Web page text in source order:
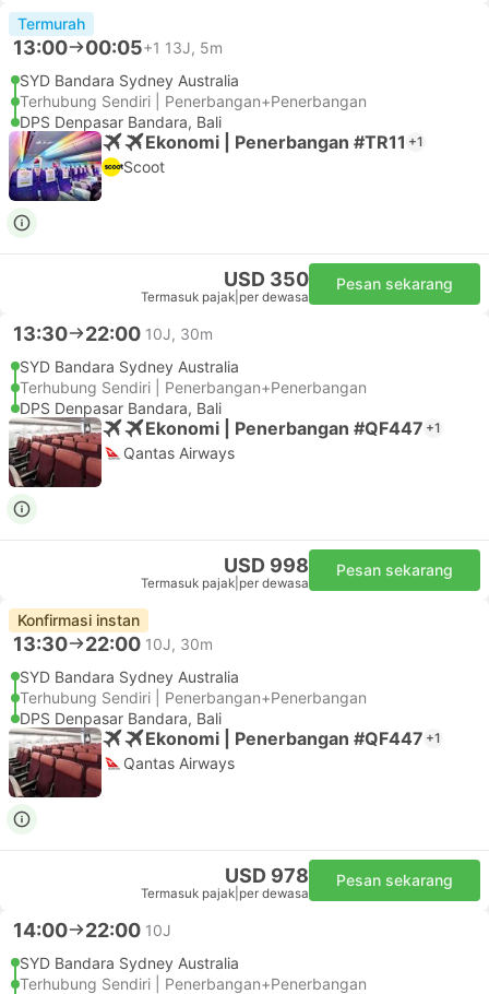
Termurah
13:00 00:05+1 13J, 5m
SYD Bandara Sydney Australia
Terhubung Sendiri | Penerbangan+Penerbangan
DPS Denpasar Bandara, Bali
Ekonomi | Penerbangan #TR11 +1
Scoot
USD 350
Termasuk pajak per dewasa
Pesan sekarang
13:30 22:00 10J, 30m
SYD Bandara Sydney Australia
Terhubung Sendiri | Penerbangan+Penerbangan
DPS Denpasar Bandara, Bali
Ekonomi | Penerbangan #QF447 +1
Qantas Airways
USD 998
Termasuk pajak per dewasa
Pesan sekarang
Konfirmasi instan
13:30 22:00 10J, 30m
SYD Bandara Sydney Australia
Terhubung Sendiri | Penerbangan+Penerbangan
DPS Denpasar Bandara, Bali
Ekonomi | Penerbangan #QF447 +1
Qantas Airways
USD 978
Termasuk pajak per dewasa
Pesan sekarang
14:00 22:00 10J
SYD Bandara Sydney Australia
Terhubung Sendiri | Penerbangan+Penerbangan